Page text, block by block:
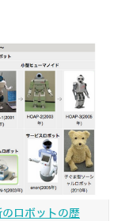
のロボットの歴